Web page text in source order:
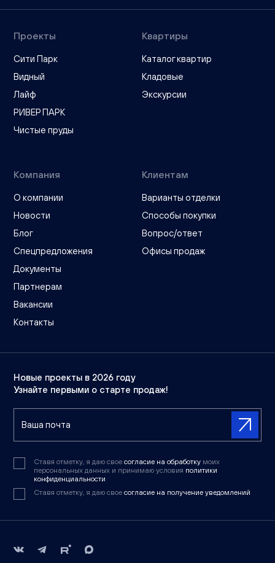
Проекты
Сити Парк
Видный
Лайф
РИВЕР ПАРК
Чистые пруды
Квартиры
Каталог квартир
Кладовые
Экскурсии
Компания
О компании
Новости
Блог
Спецпредложения
Документы
Партнерам
Вакансии
Контакты
Клиентам
Варианты отделки
Способы покупки
Вопрос/ответ
Офисы продаж
Новые проекты в 2026 году
Узнайте первыми о старте продаж!
Ставя отметку, я даю свое согласие на обработку моих
персональных данных и принимаю условия политики
конфиденциальности
Ставя отметку, я даю свое согласие на получение уведомлений